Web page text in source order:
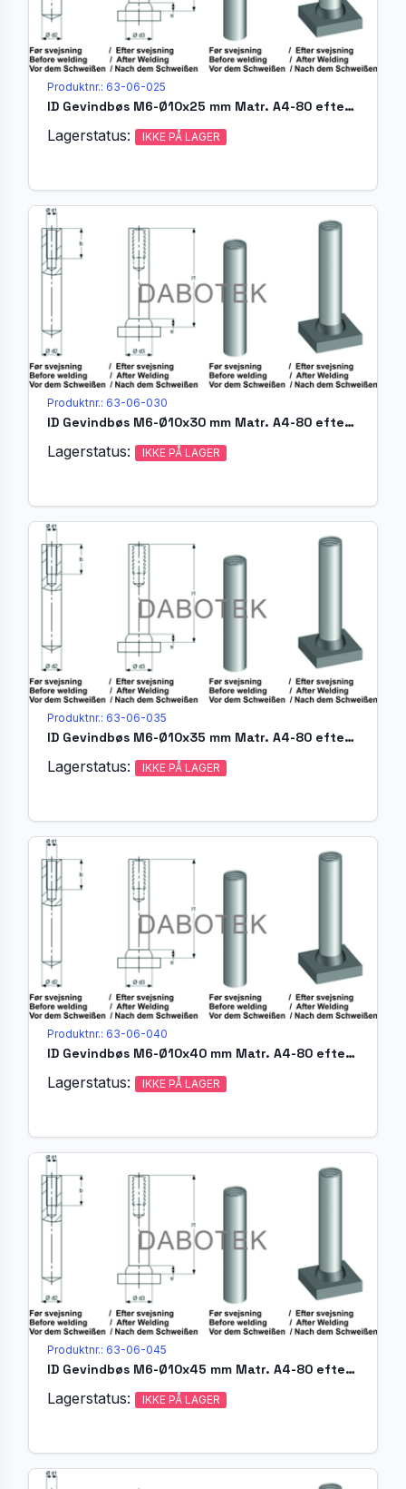
Produktnr.: 63-06-025
ID Gevindbøs M6-Ø10x25 mm Matr. A4-80 efter EN ISO 13918
Lagerstatus: IKKE PÅ LAGER
Produktnr.: 63-06-030
ID Gevindbøs M6-Ø10x30 mm Matr. A4-80 efter EN ISO 13918
Lagerstatus: IKKE PÅ LAGER
Produktnr.: 63-06-035
ID Gevindbøs M6-Ø10x35 mm Matr. A4-80 efter EN ISO 13918
Lagerstatus: IKKE PÅ LAGER
Produktnr.: 63-06-040
ID Gevindbøs M6-Ø10x40 mm Matr. A4-80 efter EN ISO 13918
Lagerstatus: IKKE PÅ LAGER
Produktnr.: 63-06-045
ID Gevindbøs M6-Ø10x45 mm Matr. A4-80 efter EN ISO 13918
Lagerstatus: IKKE PÅ LAGER